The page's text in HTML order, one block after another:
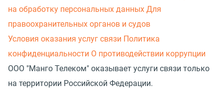
на обработку персональных данных Для
правоохранительных органов и судов
Условия оказания услуг связи Политика
конфиденциальности О противодействии коррупции
ООО "Манго Телеком" оказывает услуги связи только
на территории Российской Федерации.